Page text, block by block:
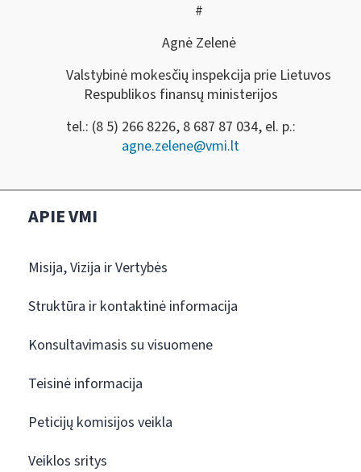
#
Agnė Zelenė
Valstybinė mokesčių inspekcija prie Lietuvos
Respublikos finansų ministerijos
tel.: (8 5) 266 8226, 8 687 87 034, el. p.:
agne.zelene@vmi.lt
APIE VMI
Misija, Vizija ir Vertybės
Struktūra ir kontaktinė informacija
Konsultavimasis su visuomene
Teisinė informacija
Peticijų komisijos veikla
Veiklos sritys